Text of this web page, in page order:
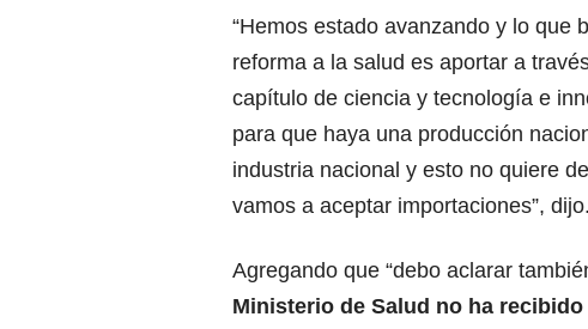
“Hemos estado avanzando y lo que
reforma a la salud es aportar a
capítulo de ciencia y tecnología e
para que haya una producción
industria nacional y esto no quiere
vamos a aceptar importaciones”, dijo.
Agregando que “debo aclarar
Ministerio de Salud no ha